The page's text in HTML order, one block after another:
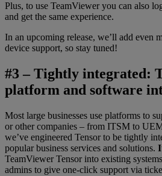
Plus, to use TeamViewer you can also
and get the same experience.
In an upcoming release, we’ll add even
device support, so stay tuned!
#3 – Tightly integrated:
platform and software
Most large businesses use platforms to
or other companies – from ITSM to
we’ve engineered Tensor to be tightly
popular business services and solutions.
TeamViewer Tensor into existing
admins to give one-click support via